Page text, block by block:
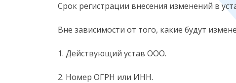
Срок регистрации внесения изменений в
Вне зависимости от того, какие будут
1. Действующий устав ООО.
2. Номер ОГРН или ИНН.